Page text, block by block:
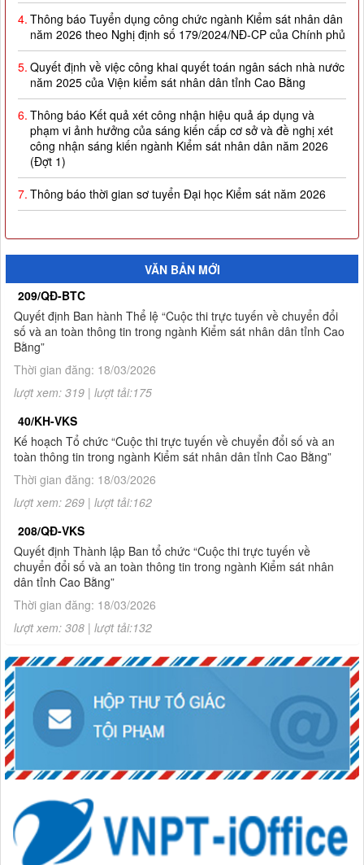
Thông báo Tuyển dụng công chức ngành Kiểm sát nhân dân
năm 2026 theo Nghị định số 179/2024/NĐ-CP của Chính phủ
Quyết định về việc công khai quyết toán ngân sách nhà nước
năm 2025 của Viện kiểm sát nhân dân tỉnh Cao Bằng
Thông báo Kết quả xét công nhận hiệu quả áp dụng và
phạm vi ảnh hưởng của sáng kiến cấp cơ sở và đề nghị xét
công nhận sáng kiến ngành Kiểm sát nhân dân năm 2026
(Đợt 1)
Thông báo thời gian sơ tuyển Đại học Kiểm sát năm 2026
Quyết định công nhận kết quả và trao giải thưởng Cuộc thi
trực tuyến về chuyển đổi số và an toàn thông tin trong ngành
Kiểm sát nhân dân tỉnh Cao Bằng
10.Thông báo Kết quả Cuộc thi trực tuyến về chuyển đổi số và
an toàn thông tin trong ngành Kiểm sát nhân dân tỉnh Cao
Bằng
1.Thông báo tuyển sinh đào tạo trình độ thạc sĩ ngành Luật
2 năm 2026
VĂN BẢN MỚI
209/QĐ-BTC
Quyết định Ban hành Thể lệ “Cuộc thi trực tuyến về chuyển đổi
số và an toàn thông tin trong ngành Kiểm sát nhân dân tỉnh Cao
Bằng”
Thời gian đăng: 18/03/2026
lượt xem: 319 | lượt tải:175
40/KH-VKS
Kế hoạch Tổ chức “Cuộc thi trực tuyến về chuyển đổi số và an
toàn thông tin trong ngành Kiểm sát nhân dân tỉnh Cao Bằng”
Thời gian đăng: 18/03/2026
lượt xem: 269 | lượt tải:162
208/QĐ-VKS
Quyết định Thành lập Ban tổ chức “Cuộc thi trực tuyến về
chuyển đổi số và an toàn thông tin trong ngành Kiểm sát nhân
dân tỉnh Cao Bằng”
Thời gian đăng: 18/03/2026
lượt xem: 308 | lượt tải:132